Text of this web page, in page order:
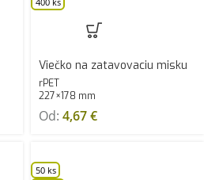
Viečko na zatavovaciu misku
rPET
227×178 mm
Od: 4,67€
50 ks